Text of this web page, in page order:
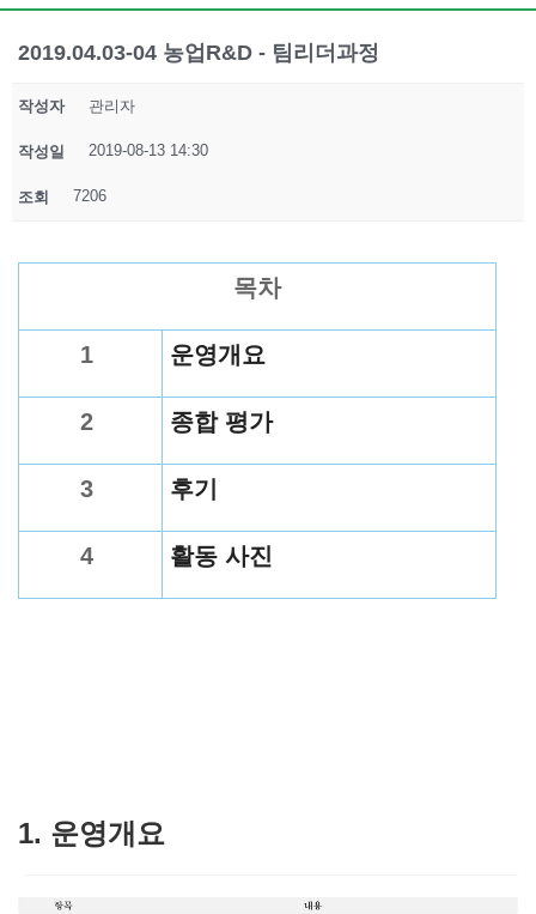
2019.04.03-04 농업R&D - 팀리더과정
작성자 관리자
작성일 2019-08-13 14:30
조회 7206
목차
1 운영개요
2 종합 평가
3 후기
4 활동 사진
1. 운영개요